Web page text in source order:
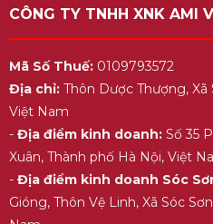
CÔNG TY TNHH XNK AMI
Mã Số Thuế:0109793572
Địa chỉ:Thôn Dược Thượng, Xã
Việt Nam
- Địa điểm kinh doanh:Số 35
Xuân, Thành phố Hà Nội, Việt
- Địa điểm kinh doanh Sóc
Gióng, Thôn Vệ Linh, Xã Sóc